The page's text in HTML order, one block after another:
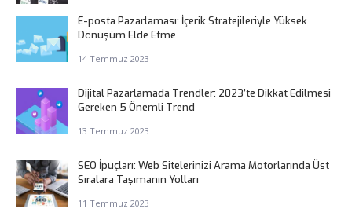
E-posta Pazarlaması: İçerik Stratejileriyle Yüksek
Dönüşüm Elde Etme
14 Temmuz 2023
Dijital Pazarlamada Trendler: 2023’te Dikkat Edilmesi
Gereken 5 Önemli Trend
13 Temmuz 2023
SEO İpuçları: Web Sitelerinizi Arama Motorlarında Üst
Sıralara Taşımanın Yolları
11 Temmuz 2023